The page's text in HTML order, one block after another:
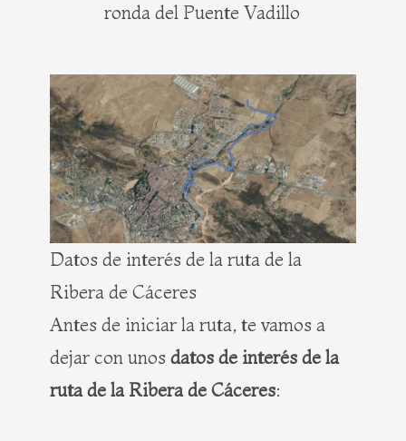
ronda del Puente Vadillo
Datos de interés de la ruta de la
Ribera de Cáceres
Antes de iniciar la ruta, te vamos a
dejar con unos datos de interés de la
ruta de la Ribera de Cáceres: